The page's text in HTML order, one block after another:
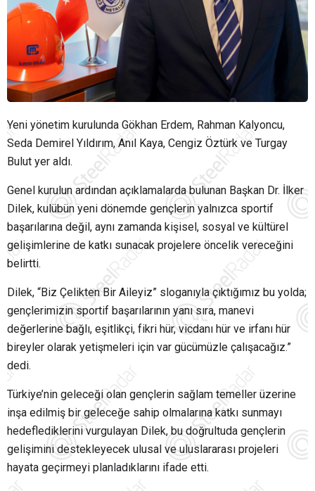
Yeni yönetim kurulunda Gökhan Erdem, Rahman Kalyoncu,
Seda Demirel Yıldırım, Anıl Kaya, Cengiz Öztürk ve Turgay
Bulut yer aldı.
Genel kurulun ardından açıklamalarda bulunan Başkan Dr. İlker
Dilek, kulübün yeni dönemde gençlerin yalnızca sportif
başarılarına değil, aynı zamanda kişisel, sosyal ve kültürel
gelişimlerine de katkı sunacak projelere öncelik vereceğini
belirtti.
Dilek, “Biz Çelikten Bir Aileyiz” sloganıyla çıktığımız bu yolda;
gençlerimizin sportif başarılarının yanı sıra, manevi
değerlerine bağlı, eşitlikçi, fikri hür, vicdanı hür ve irfanı hür
bireyler olarak yetişmeleri için var gücümüzle çalışacağız.”
dedi.
Türkiye’nin geleceği olan gençlerin sağlam temeller üzerine
inşa edilmiş bir geleceğe sahip olmalarına katkı sunmayı
hedeflediklerini vurgulayan Dilek, bu doğrultuda gençlerin
gelişimini destekleyecek ulusal ve uluslararası projeleri
hayata geçirmeyi planladıklarını ifade etti.